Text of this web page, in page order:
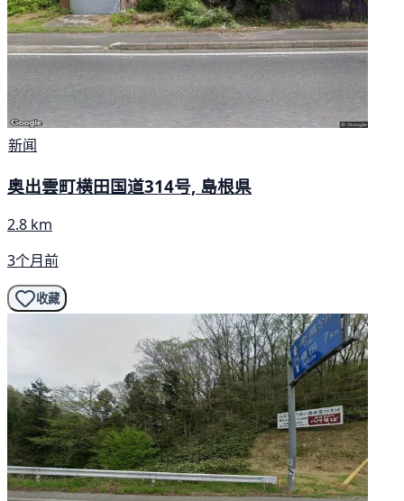
新闻
奥出雲町横田国道314号, 島根県
2.8 km
3个月前
收藏